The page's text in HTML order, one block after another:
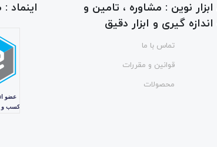
نوین : مشاوره ، تامین و
گیری و ابزار دقیق
تماس با ما
قوانین و مقررات
محصولات